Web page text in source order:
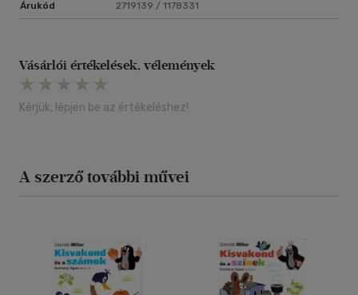
Árukód 2719139 / 1178331
Vásárlói értékelések, vélemények
Kérjük, lépjen be az értékeléshez!
A szerző további művei